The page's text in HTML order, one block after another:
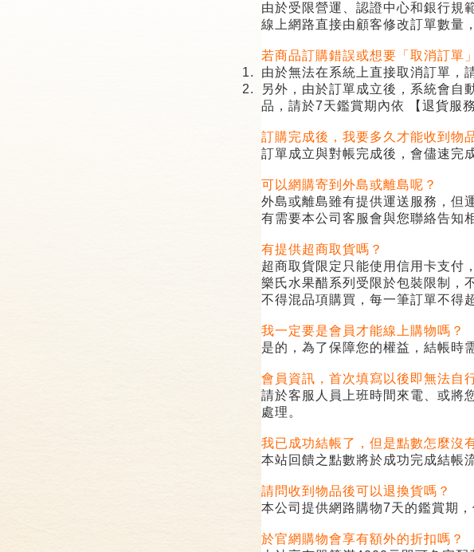
由於受限營運、認證中心和銀行規
線上網路直接由顧客修改訂單數量
若商品訂購錯誤或想要「取消訂單
1.
由於無法在系統上直接取消訂單，
2.
另外，由於訂單成立後，系統會自
品，請於7天鑑賞期內依 【退貨服
訂購完成後，我要多久才能收到物
訂單成立與對帳完成後，會儘速完
可以網購寄到外島或離島呢？
外島或離島雖有提供運送服務，但
有需要本公司客服會與您聯絡告知
有提供超商取貨嗎？
超商取貨限定只能使用信用卡支付
樂氏水果醋系列受限於包裝限制，
不得混品項購買，每一筆訂單不得
我一定要是會員才能線上購物嗎？
是的，為了保障您的權益，結帳時
會員資訊，首次填寫以後即無法自
請於客服人員上班時間來電、或將
處理。
我已成功結帳了，但是點數怎麼沒
本站回饋之點數將於成功完成結帳
請問收到物品後可以退換貨嗎？
本公司提供網路購物7天的鑑賞期
於官網購物會享有額外的折扣嗎？